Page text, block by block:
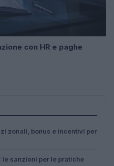
con HR e paghe
zonali, bonus e incentivi per
le sanzioni per le pratiche